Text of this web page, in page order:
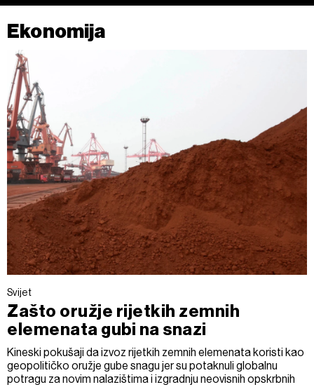
Ekonomija
Svijet
Zašto oružje rijetkih zemnih
elemenata gubi na snazi
Kineski pokušaji da izvoz rijetkih zemnih elemenata koristi kao
geopolitičko oružje gube snagu jer su potaknuli globalnu
potragu za novim nalazištima i izgradnju neovisnih opskrbnih